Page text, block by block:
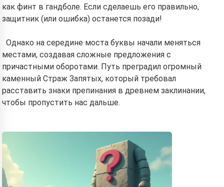
как финт в гандболе. Если сделаешь его правильно,
защитник (или ошибка) останется позади!
Однако на середине моста буквы начали меняться
местами, создавая сложные предложения с
причастными оборотами. Путь преградил огромный
каменный Страж Запятых, который требовал
расставить знаки препинания в древнем заклинании,
чтобы пропустить нас дальше.